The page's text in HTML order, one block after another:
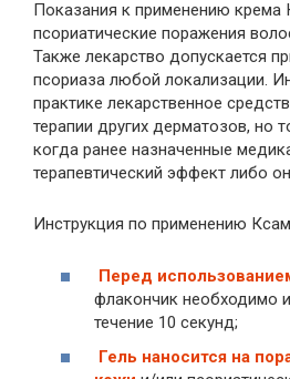
Показания к применению крема
псориатические поражения
Также лекарство допускается
псориаза любой локализации.
практике лекарственное
терапии других дерматозов, но
когда ранее назначенные
терапевтический эффект либо
Инструкция по применению
Перед
флакончик необходимо
течение 10 секунд;
Гель наносится на